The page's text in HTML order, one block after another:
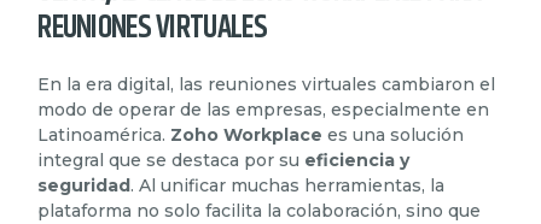
REUNIONES VIRTUALES
En la era digital, las reuniones virtuales cambiaron el
modo de operar de las empresas, especialmente en
Latinoamérica. Zoho Workplace es una solución
integral que se destaca por su eficiencia y
seguridad . Al unificar muchas herramientas, la
plataforma no solo facilita la colaboración, sino que